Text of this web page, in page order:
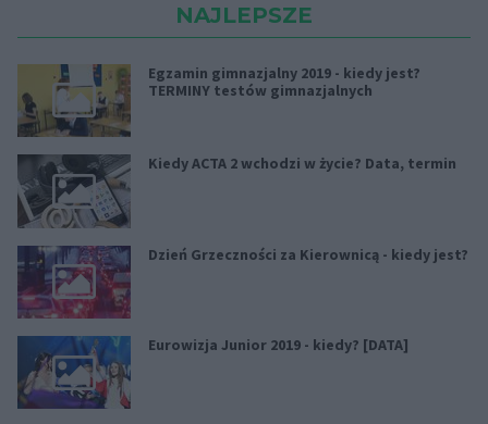
NAJLEPSZE
Egzamin gimnazjalny 2019 - kiedy jest?
TERMINY testów gimnazjalnych
Kiedy ACTA 2 wchodzi w życie? Data, termin
Dzień Grzeczności za Kierownicą - kiedy jest?
Eurowizja Junior 2019 - kiedy? [DATA]